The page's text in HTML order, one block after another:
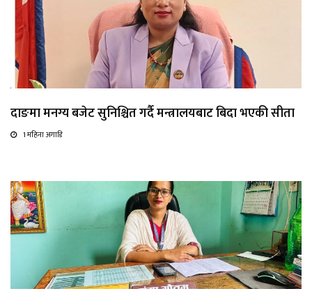
दाङमा मनग्य बजेट सुनिश्चित गर्दै मन्त्रालयबाट बिदा भएकी सीता
1 महिना अगाडि